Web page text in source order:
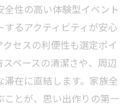
性の高い体験型イベント
るアクティビティが安心
セスの利便性も選定ポイ
ペースの清潔さや、周辺
在に直結します。家族全
ことが、思い出作りの第一